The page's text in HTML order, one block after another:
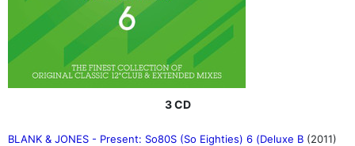
3 CD
BLANK & JONES - Present: So80S (So Eighties) 6 (Deluxe B (2011)